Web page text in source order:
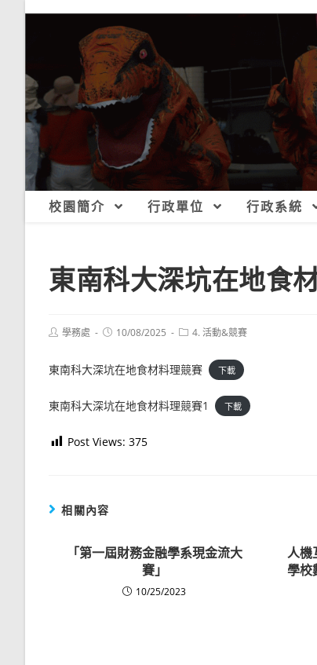
校園簡介 行政單位 行政系統
東南科大深坑在地食
Post學務處
Post10/08/2025
Post4. 活動&競賽
東南科大深坑在地食材料理競賽 下載
東南科大深坑在地食材料理競賽1 下載
Post Views: 375
相關內容
「第一屆財務金融學系現金流大
賽」
10/25/2023
人機
學校